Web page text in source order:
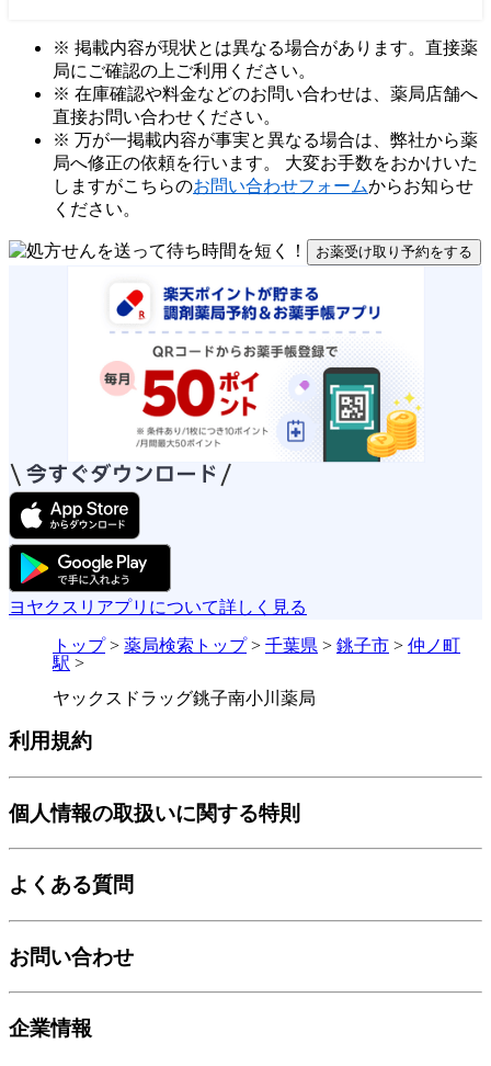
※ 掲載内容が現状とは異なる場合があります。直接薬
局にご確認の上ご利用ください。
※ 在庫確認や料金などのお問い合わせは、薬局店舗へ
直接お問い合わせください。
※ 万が一掲載内容が事実と異なる場合は、弊社から薬
局へ修正の依頼を行います。 大変お手数をおかけいた
しますがこちらのお問い合わせフォームからお知らせ
ください。
お薬受け取り予約をする
ヨヤクスリアプリについて詳しく見る
トップ> 薬局検索トップ> 千葉県 > 銚子市 > 仲ノ町
駅 >
ヤックスドラッグ銚子南小川薬局
利用規約
個人情報の取扱いに関する特則
よくある質問
お問い合わせ
企業情報